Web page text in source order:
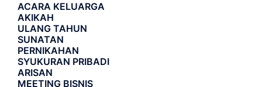
ACARA KELUARGA
AKIKAH
ULANG TAHUN
SUNATAN
PERNIKAHAN
SYUKURAN PRIBADI
ARISAN
MEETING BISNIS